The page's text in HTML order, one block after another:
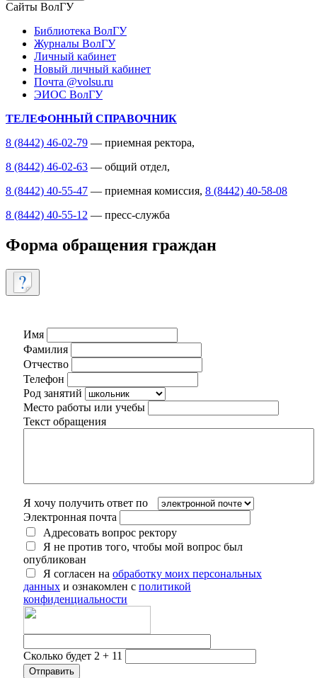
Сайты ВолГУ
Библиотека ВолГУ
Журналы ВолГУ
Личный кабинет
Новый личный кабинет
Почта @volsu.ru
ЭИОС ВолГУ
ТЕЛЕФОННЫЙ СПРАВОЧНИК
8 (8442) 46-02-79 — приемная ректора,
8 (8442) 46-02-63 — общий отдел,
8 (8442) 40-55-47 — приемная комиссия, 8 (8442) 40-58-08
8 (8442) 40-55-12 — пресс-служба
Форма обращения граждан
Имя
Фамилия
Отчество
Телефон
Род занятий
Место работы или учебы
Текст обращения
Я хочу получить ответ по
Электронная почта
Адресовать вопрос ректору
Я не против того, чтобы мой вопрос был
опубликован
Я согласен на обработку моих персональных
данных и ознакомлен с политикой
конфиденциальности
Сколько будет 2 + 11